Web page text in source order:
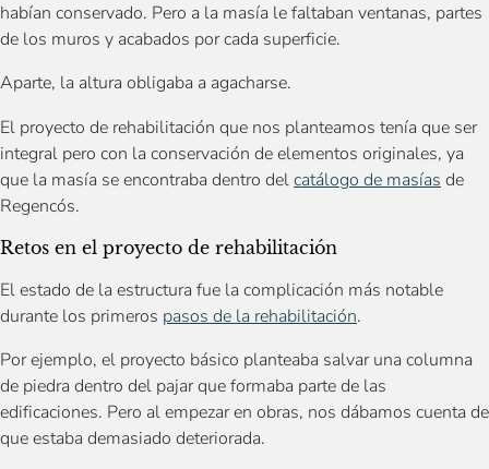
habían conservado. Pero a la masía le faltaban ventanas, partes
de los muros y acabados por cada superficie.
Aparte, la altura obligaba a agacharse.
El proyecto de rehabilitación que nos planteamos tenía que ser
integral pero con la conservación de elementos originales, ya
que la masía se encontraba dentro delcatálogo de masías de
Regencós.
Retos en el proyecto de rehabilitación
El estado de la estructura fue la complicación más notable
durante los primeros pasos de la rehabilitación.
Por ejemplo, el proyecto básico planteaba salvar una columna
de piedra dentro del pajar que formaba parte de las
edificaciones. Pero al empezar en obras, nos dábamos cuenta de
que estaba demasiado deteriorada.